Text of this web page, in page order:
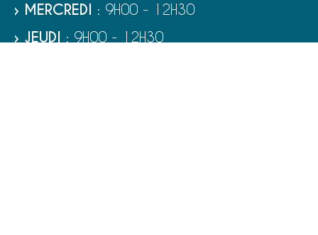
› MERCREDI : 9H00 - 12H30
› JEUDI : 9H00 - 12H30